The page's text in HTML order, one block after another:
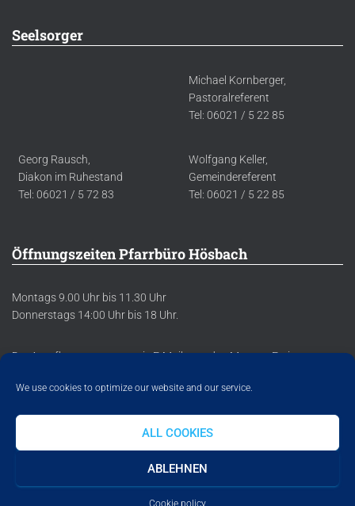
We use cookies to optimize our website and our service.
ALL COOKIES
ABLEHNEN
Cookie policy
Seelsorger
Michael Kornberger,
Pastoralreferent
Tel: 06021 / 5 22 85
Georg Rausch,
Diakon im Ruhestand
Tel: 06021 / 5 72 83
Wolfgang Keller,
Gemeindereferent
Tel: 06021 / 5 22 85
Öffnungszeiten Pfarrbüro Hösbach
Montags 9.00 Uhr bis 11.30 Uhr
Donnerstags 14:00 Uhr bis 18 Uhr.
Der Anrufbeantworter sowie E-Mails werden Montag-Freitag
DATENSCHUTZERKLÄRUNG IMPRESSUM COOKIE POLICY
Hestia | Entwickelt vonThemeIsle